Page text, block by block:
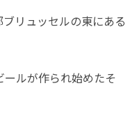
リュッセルの東にある
ルが作られ始めたそ